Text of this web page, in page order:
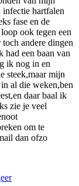
hartfalen
fase en de
ook tegen een
andere dingen
had een baan van
ik nog in en
steek,maar mijn
al die weken,ben
daar baal ik
zie je veel
om te
dan ofzo